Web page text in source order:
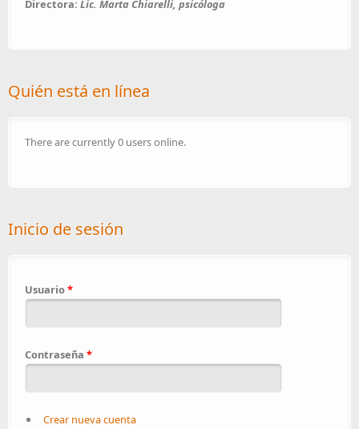
Directora: Lic. Marta Chiarelli, psicóloga
Quién está en línea
There are currently 0 users online.
Inicio de sesión
Usuario*
Contraseña *
Crear nueva cuenta